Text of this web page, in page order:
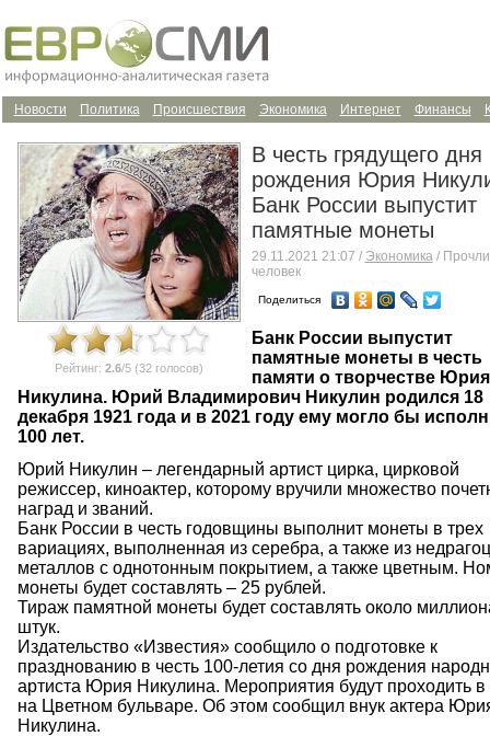
Финансы
Интернет
Экономика
Происшествия
Политика
Новости
Рейтинг: 2.6/5 (32 голосов)
В честь грядущего дня
рождения Юрия
Банк России выпустит
памятные монеты
29.11.2021 21:07 / Экономика/
человек
Поделиться
Банк России выпустит
памятные монеты в честь
памяти о творчестве Юрия
Никулина. Юрий Владимирович Никулин родился 18
декабря 1921 года и в 2021 году ему могло бы
100 лет.
Юрий Никулин – легендарный артист цирка, цирковой
режиссер, киноактер, которому вручили множество
наград и званий.
Банк России в честь годовщины выполнит монеты в трех
вариациях, выполненная из серебра, а также из
металлов с однотонным покрытием, а также цветным.
монеты будет составлять – 25 рублей.
Тираж памятной монеты будет составлять около
штук.
Издательство «Известия» сообщило о подготовке к
празднованию в честь 100-летия со дня рождения
артиста Юрия Никулина. Мероприятия будут проходить в
на Цветном бульваре. Об этом сообщил внук актера
Никулина.